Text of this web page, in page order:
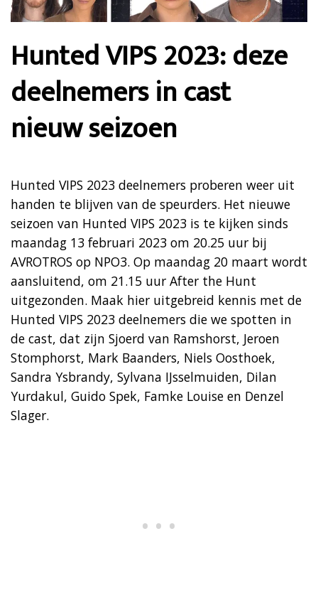
Hunted VIPS 2023: deze
deelnemers in cast
nieuw seizoen
Hunted VIPS 2023 deelnemers proberen weer uit
handen te blijven van de speurders. Het nieuwe
seizoen van Hunted VIPS 2023 is te kijken sinds
maandag 13 februari 2023 om 20.25 uur bij
AVROTROS op NPO3. Op maandag 20 maart wordt
aansluitend, om 21.15 uur After the Hunt
uitgezonden. Maak hier uitgebreid kennis met de
Hunted VIPS 2023 deelnemers die we spotten in
de cast, dat zijn Sjoerd van Ramshorst, Jeroen
Stomphorst, Mark Baanders, Niels Oosthoek,
Sandra Ysbrandy, Sylvana IJsselmuiden, Dilan
Yurdakul, Guido Spek, Famke Louise en Denzel
Slager.